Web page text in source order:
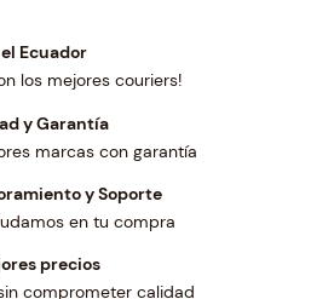
Ecuador
los mejores couriers!
y Garantía
marcas con garantía
y Soporte
en tu compra
precios
comprometer calidad